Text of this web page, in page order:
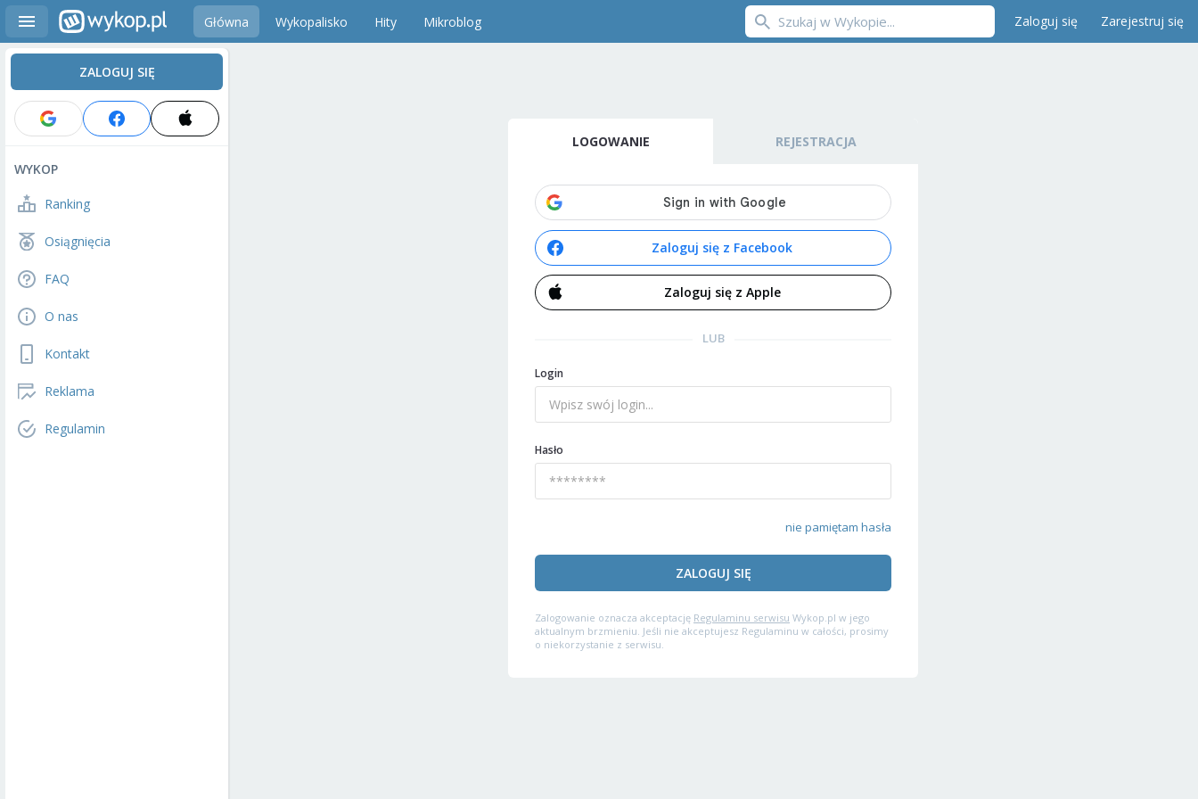
Główna Wykopalisko Hity Mikroblog Zaloguj się Zarejestruj się
ZALOGUJ SIĘ
WYKOP
Ranking
Osiągnięcia
FAQ
O nas
Kontakt
Reklama
Regulamin
LOGOWANIE REJESTRACJA
Zaloguj się z Facebook
Zaloguj się z Apple
LUB
Login
Hasło
nie pamiętam hasła
ZALOGUJ SIĘ
Zalogowanie oznacza akceptację Regulaminu serwisu Wykop.pl w jego
aktualnym brzmieniu. Jeśli nie akceptujesz Regulaminu w całości, prosimy
o niekorzystanie z serwisu.